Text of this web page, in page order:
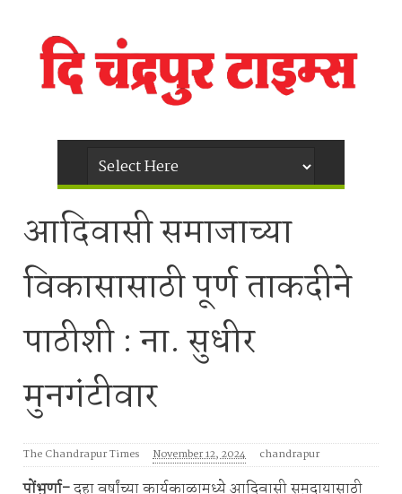
आदिवासी समाजाच्या
विकासासाठी पूर्ण ताकदीने
पाठीशी : ना. सुधीर
मुनगंटीवार
The Chandrapur Times November 12, 2024 chandrapur